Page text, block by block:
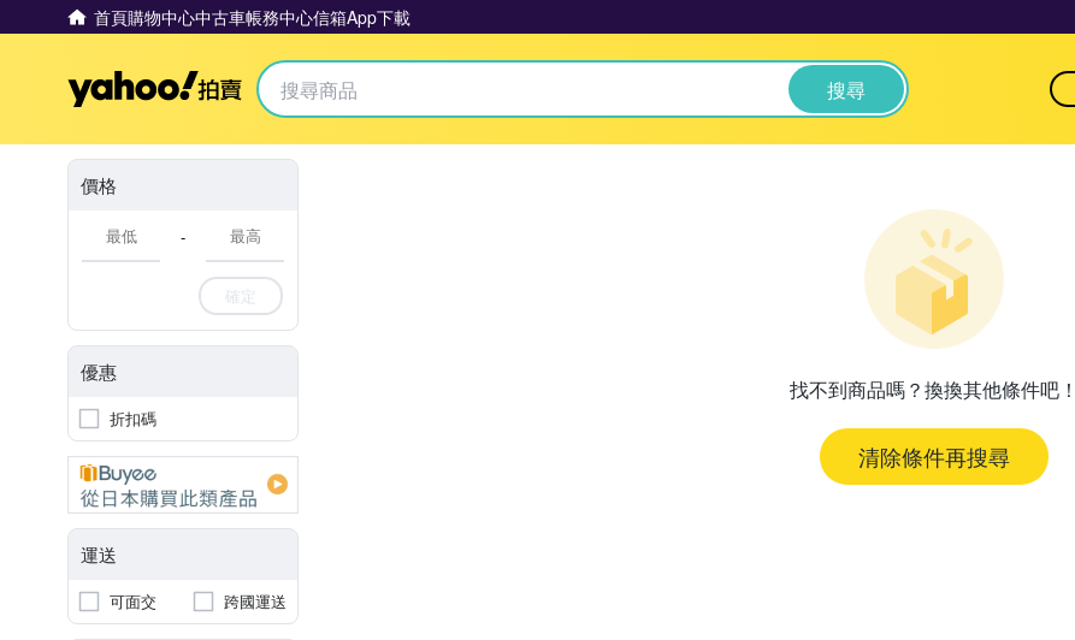
首頁購物中心中古車帳務中心信箱App下載
Yahoo拍賣 搜尋
價格
-
確定
優惠
折扣碼
運送
可面交 跨國運送
找不到商品嗎？換換其他條件吧！
清除條件再搜尋